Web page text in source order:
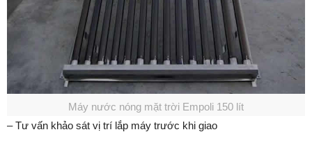
Máy nước nóng mặt trời Empoli 150 lít
– Tư vấn khảo sát vị trí lắp máy trước khi giao